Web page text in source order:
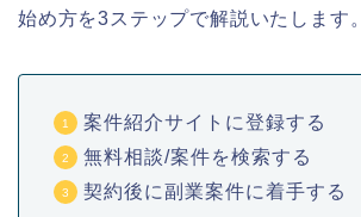
始め方を3ステップで解説いたします。
案件紹介サイトに登録する
無料相談/案件を検索する
契約後に副業案件に着手する